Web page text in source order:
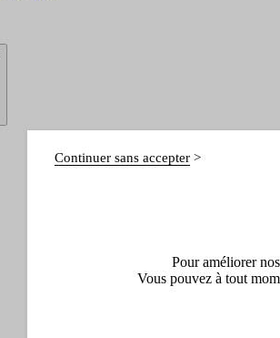
Continuer sans accepter
Pour améliorer
Vous pouvez à tout